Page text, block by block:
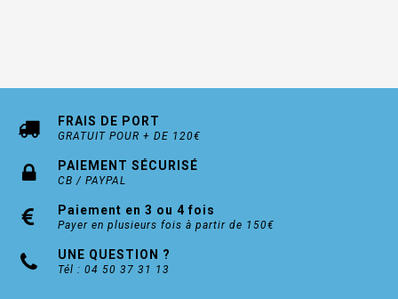
FRAIS DE PORT
GRATUIT POUR + DE 120€
PAIEMENT SÉCURISÉ
CB / PAYPAL
Paiement en 3 ou 4 fois
Payer en plusieurs fois à partir de 150€
UNE QUESTION ?
Tél : 04 50 37 31 13